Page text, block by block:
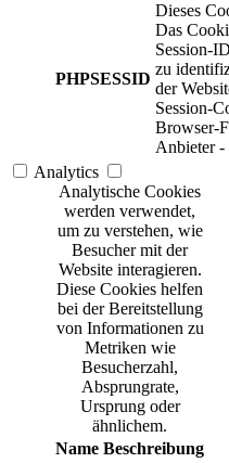
PHPSESSID
Dieses
Das
Session-
zu
der
Session-
Browser-
Anbieter -
Analytics
Analytische Cookies
werden verwendet,
um zu verstehen, wie
Besucher mit der
Website interagieren.
Diese Cookies helfen
bei der Bereitstellung
von Informationen zu
Metriken wie
Besucherzahl,
Absprungrate,
Ursprung oder
ähnlichem.
Name Beschreibung